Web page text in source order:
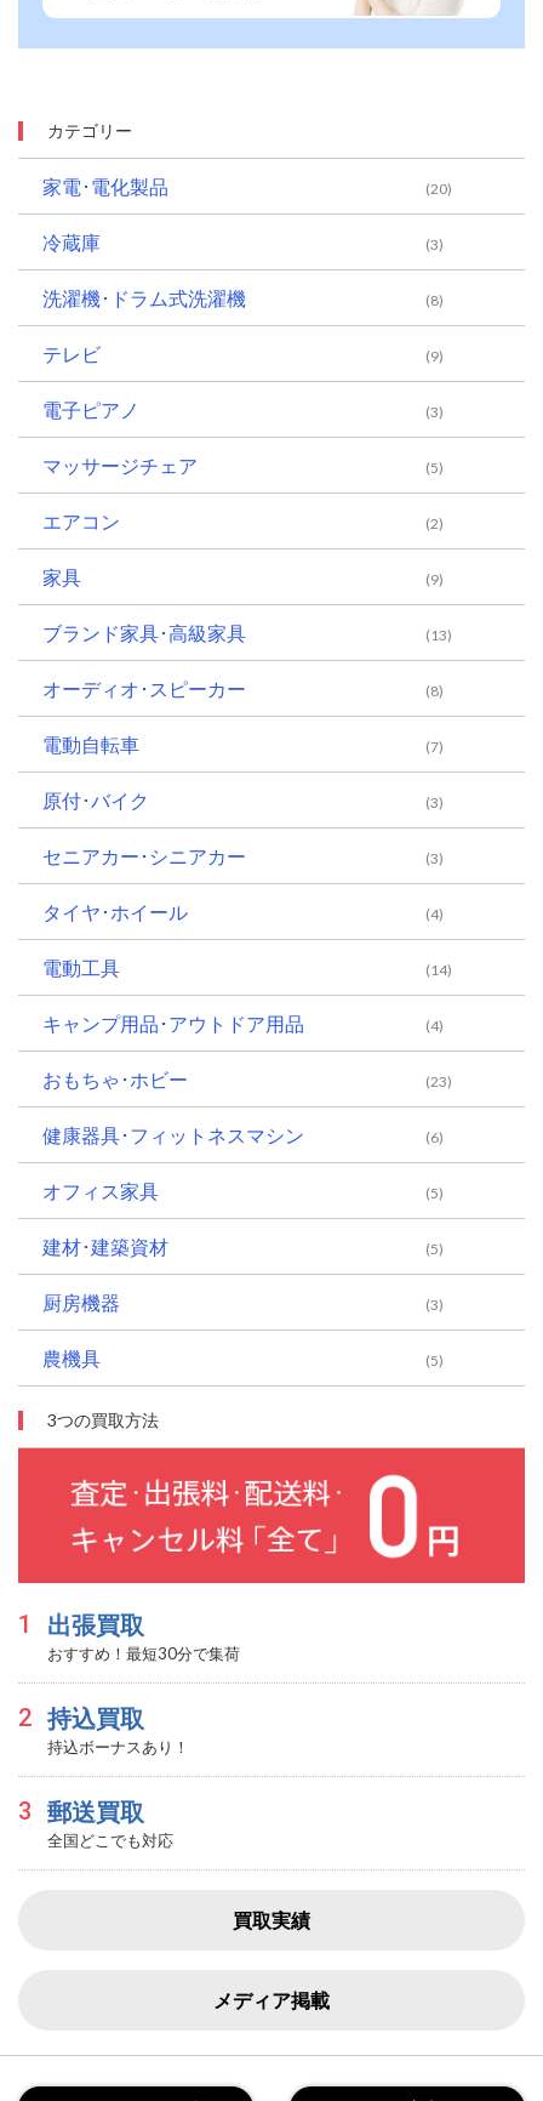
カテゴリー
家電･電化製品 (20)
冷蔵庫 (3)
洗濯機･ドラム式洗濯機 (8)
テレビ (9)
電子ピアノ (3)
マッサージチェア (5)
エアコン (2)
家具 (9)
ブランド家具･高級家具 (13)
オーディオ･スピーカー (8)
電動自転車 (7)
原付･バイク (3)
セニアカー･シニアカー (3)
タイヤ･ホイール (4)
電動工具 (14)
キャンプ用品･アウトドア用品 (4)
おもちゃ･ホビー (23)
健康器具･フィットネスマシン (6)
オフィス家具 (5)
建材･建築資材 (5)
厨房機器 (3)
農機具 (5)
3つの買取方法
1 出張買取
おすすめ！最短30分で集荷
2 持込買取
持込ボーナスあり！
3 郵送買取
全国どこでも対応
買取実績
メディア掲載